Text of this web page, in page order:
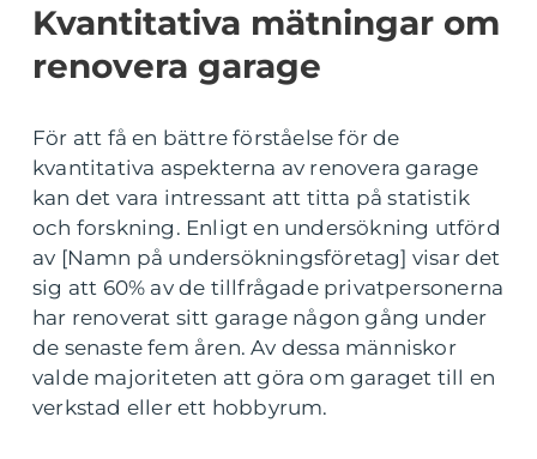
Kvantitativa mätningar om
renovera garage
För att få en bättre förståelse för de
kvantitativa aspekterna av renovera garage
kan det vara intressant att titta på statistik
och forskning. Enligt en undersökning utförd
av [Namn på undersökningsföretag] visar det
sig att 60% av de tillfrågade privatpersonerna
har renoverat sitt garage någon gång under
de senaste fem åren. Av dessa människor
valde majoriteten att göra om garaget till en
verkstad eller ett hobbyrum.